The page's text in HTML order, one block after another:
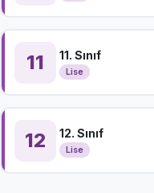
11 11. Sınıf
Lise
12 12. Sınıf
Lise